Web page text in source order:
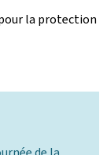
la protection